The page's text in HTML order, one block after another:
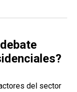
del sector